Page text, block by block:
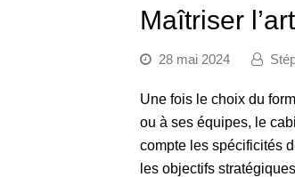
Maîtriser
28 mai 2024
Une fois le choix du
ou à ses équipes, le
compte les spécificités
les objectifs